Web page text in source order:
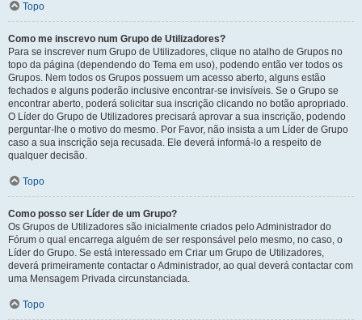
Topo
Como me inscrevo num Grupo de Utilizadores?
Para se inscrever num Grupo de Utilizadores, clique no atalho de Grupos no
topo da página (dependendo do Tema em uso), podendo então ver todos os
Grupos. Nem todos os Grupos possuem um acesso aberto, alguns estão
fechados e alguns poderão inclusive encontrar-se invisíveis. Se o Grupo se
encontrar aberto, poderá solicitar sua inscrição clicando no botão apropriado.
O Líder do Grupo de Utilizadores precisará aprovar a sua inscrição, podendo
perguntar-lhe o motivo do mesmo. Por Favor, não insista a um Líder de Grupo
caso a sua inscrição seja recusada. Ele deverá informá-lo a respeito de
qualquer decisão.
Topo
Como posso ser Líder de um Grupo?
Os Grupos de Utilizadores são inicialmente criados pelo Administrador do
Fórum o qual encarrega alguém de ser responsável pelo mesmo, no caso, o
Líder do Grupo. Se está interessado em Criar um Grupo de Utilizadores,
deverá primeiramente contactar o Administrador, ao qual deverá contactar com
uma Mensagem Privada circunstanciada.
Topo